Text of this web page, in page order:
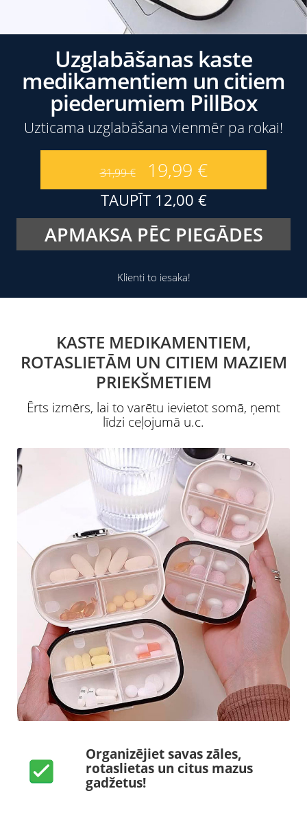
Uzglabāšanas kaste
medikamentiem un citiem
piederumiem PillBox
Uzticama uzglabāšana vienmēr pa rokai!
31,99€ 19,99 €
TAUPĪT 12,00 €
APMAKSA PĒC PIEGĀDES
Klienti to iesaka!
KASTE MEDIKAMENTIEM,
ROTASLIETĀM UN CITIEM MAZIEM
PRIEKŠMETIEM
Ērts izmērs, lai to varētu ievietot somā, ņemt
līdzi ceļojumā u.c.
Organizējiet savas zāles,
rotaslietas un citus mazus
gadžetus!